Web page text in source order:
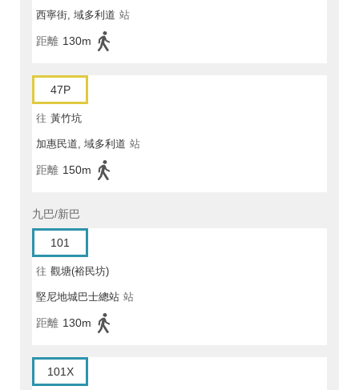
西寧街, 域多利道 站
距離 130m
47P
往 黃竹坑
加惠民道, 域多利道 站
距離 150m
九巴/新巴
101
往 觀塘(裕民坊)
堅尼地城巴士總站 站
距離 130m
101X